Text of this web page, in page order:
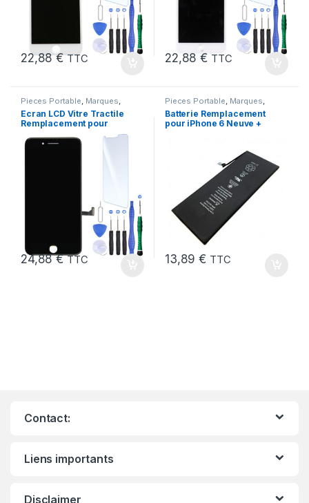
22,88€ TTC 22,88€ TTC
Pieces Portable Marques
iPhone 7
Ecran LCD Vitre Tractile
Remplacement pour
24,88€ TTC
Pieces Portable Marques
iPhone 6 , Batteries et
chargeurs,Batteries Apple
Batterie Remplacement
pour iPhone 6 Neuve +
13,89€ TTC
Contact:
Liens importants
Disclaimer